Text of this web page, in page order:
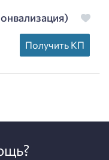
Получить КП